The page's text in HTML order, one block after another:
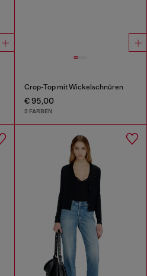
Crop-Top mit Wickelschnüren
€ 95,00
2 FARBEN